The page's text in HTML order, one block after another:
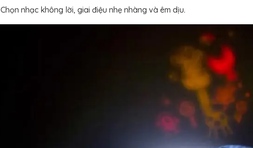
Chọn nhạc không lời, giai điệu nhẹ nhàng và êm dịu.